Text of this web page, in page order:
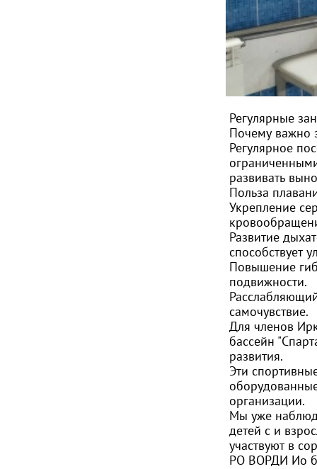
Регулярные
Почему важно
Регулярное
развивать
Польза
Укрепление
Развитие
способствует
Повышение
подвижности.
самочувствие.
Для членов
бассейн
развития.
Эти
организации.
Мы уже
детей с и
участвуют в
РО ВОРДИ Ио